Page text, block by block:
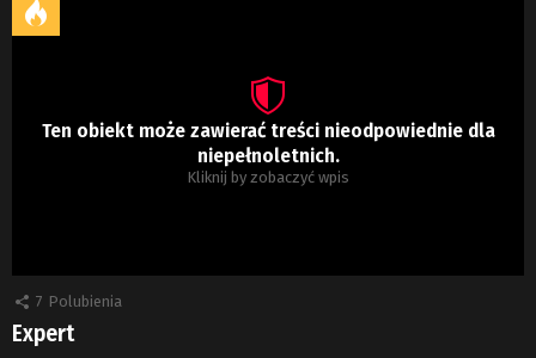
Ten obiekt może zawierać treści nieodpowiednie dla
niepełnoletnich.
Kliknij by zobaczyć wpis
7 Polubienia
Expert